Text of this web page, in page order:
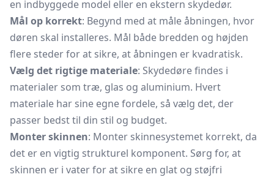
en indbyggede model eller en ekstern skydedør.
Mål op korrekt: Begynd med at måle åbningen, hvor
døren skal installeres. Mål både bredden og højden
flere steder for at sikre, at åbningen er kvadratisk.
Vælg det rigtige materiale: Skydedøre findes i
materialer som træ, glas og aluminium. Hvert
materiale har sine egne fordele, så vælg det, der
passer bedst til din stil og budget.
Monter skinnen: Monter skinnesystemet korrekt, da
det er en vigtig strukturel komponent. Sørg for, at
skinnen er i vater for at sikre en glat og støjfri